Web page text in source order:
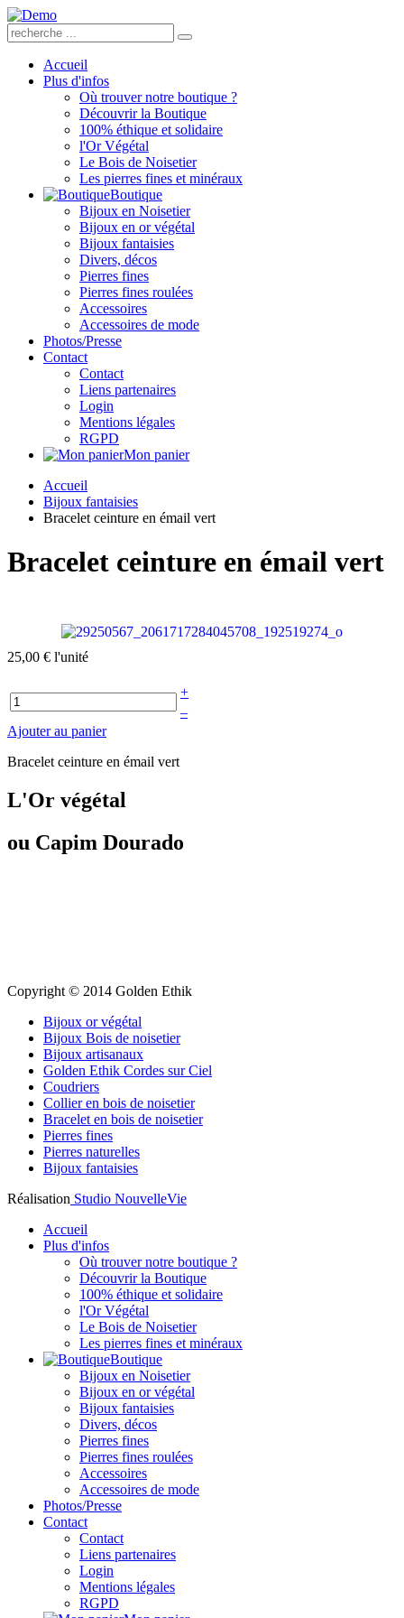
Accueil
Plus d'infos
Où trouver notre boutique ?
Découvrir la Boutique
100% éthique et solidaire
l'Or Végétal
Le Bois de Noisetier
Les pierres fines et minéraux
Boutique
Bijoux en Noisetier
Bijoux en or végétal
Bijoux fantaisies
Divers, décos
Pierres fines
Pierres fines roulées
Accessoires
Accessoires de mode
Photos/Presse
Contact
Contact
Liens partenaires
Login
Mentions légales
RGPD
Mon panier
Accueil
Bijoux fantaisies
Bracelet ceinture en émail vert
Bracelet ceinture en émail vert
25,00 € l'unité
+
–
Ajouter au panier
Bracelet ceinture en émail vert
L'Or végétal
ou Capim Dourado
Copyright © 2014 Golden Ethik
Bijoux or végétal
Bijoux Bois de noisetier
Bijoux artisanaux
Golden Ethik Cordes sur Ciel
Coudriers
Collier en bois de noisetier
Bracelet en bois de noisetier
Pierres fines
Pierres naturelles
Bijoux fantaisies
Réalisation Studio NouvelleVie
Accueil
Plus d'infos
Où trouver notre boutique ?
Découvrir la Boutique
100% éthique et solidaire
l'Or Végétal
Le Bois de Noisetier
Les pierres fines et minéraux
Boutique
Bijoux en Noisetier
Bijoux en or végétal
Bijoux fantaisies
Divers, décos
Pierres fines
Pierres fines roulées
Accessoires
Accessoires de mode
Photos/Presse
Contact
Contact
Liens partenaires
Login
Mentions légales
RGPD